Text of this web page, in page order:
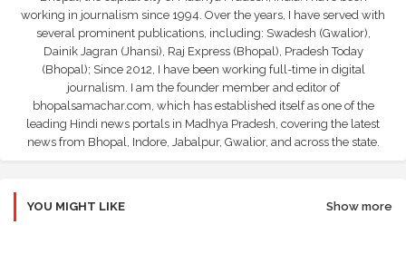
working in journalism since 1994. Over the years, I have served with
several prominent publications, including: Swadesh (Gwalior),
Dainik Jagran (Jhansi), Raj Express (Bhopal), Pradesh Today
(Bhopal); Since 2012, I have been working full-time in digital
journalism. I am the founder member and editor of
bhopalsamachar.com, which has established itself as one of the
leading Hindi news portals in Madhya Pradesh, covering the latest
news from Bhopal, Indore, Jabalpur, Gwalior, and across the state.
YOU MIGHT LIKE Show more